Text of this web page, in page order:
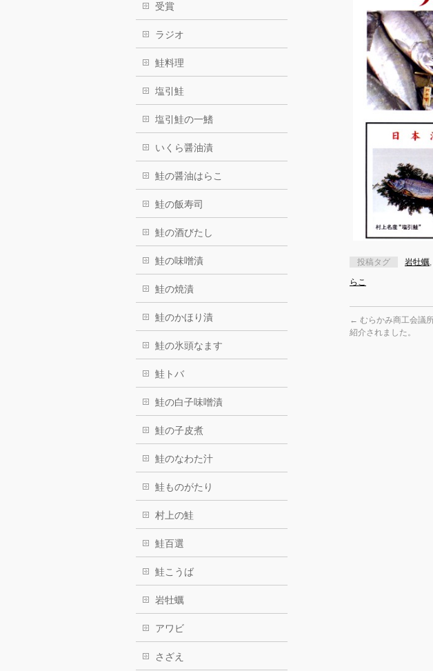
投稿タグ 岩牡蠣
らこ
← むらかみ商工会議
紹介されました。
受賞
ラジオ
鮭料理
塩引鮭
塩引鮭の一鰭
いくら醤油漬
鮭の醤油はらこ
鮭の飯寿司
鮭の酒びたし
鮭の味噌漬
鮭の焼漬
鮭のかほり漬
鮭の氷頭なます
鮭トバ
鮭の白子味噌漬
鮭の子皮煮
鮭のなわた汁
鮭ものがたり
村上の鮭
鮭百選
鮭こうば
岩牡蠣
アワビ
さざえ